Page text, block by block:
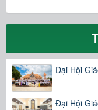
Đại Hội
Đại Hội